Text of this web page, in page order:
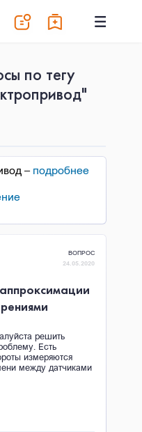
по тегу
– подробнее
ВОПРОС
24.05.2020
решить
Есть
измеряются
между датчиками